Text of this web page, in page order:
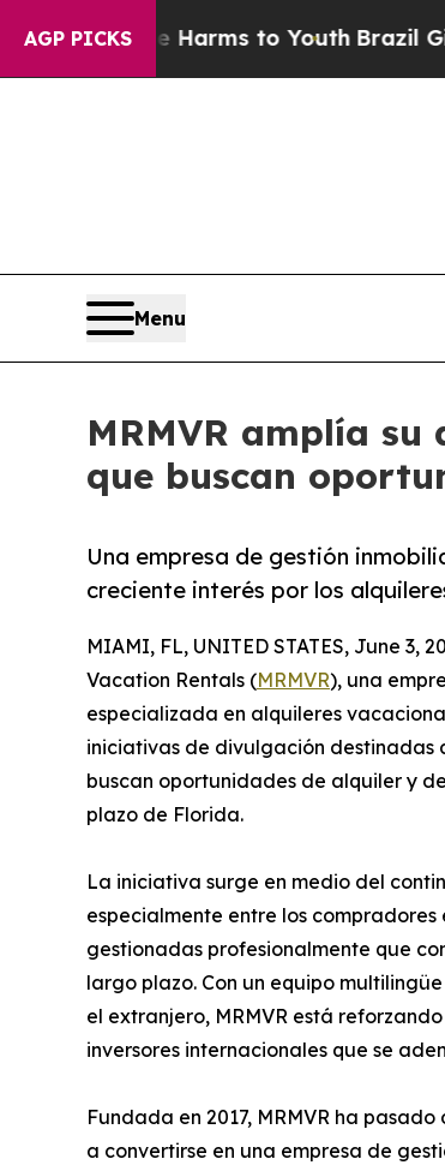
AGP PICKS
to Youth Brazil Gives Parents
Menu
MRMVR amplía
que buscan
Una empresa de gestión
creciente interés por los
MIAMI, FL, UNITED STATES, June 3,
Vacation Rentals (MRMVR), una
especializada en alquileres
iniciativas de divulgación destinadas
buscan oportunidades de alquiler y
plazo de Florida.
La iniciativa surge en medio del
especialmente entre los
gestionadas profesionalmente que
largo plazo. Con un equipo
el extranjero, MRMVR está
inversores internacionales que se
Fundada en 2017, MRMVR ha
a convertirse en una empresa de